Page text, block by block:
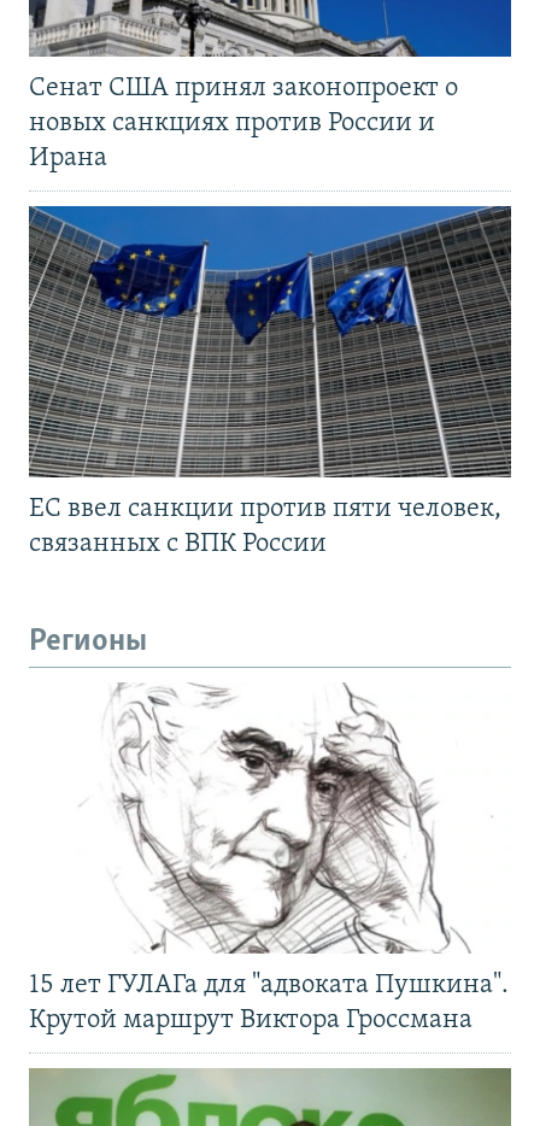
Сенат США принял законопроект о
новых санкциях против России и
Ирана
ЕС ввел санкции против пяти человек,
связанных с ВПК России
Регионы
15 лет ГУЛАГа для "адвоката Пушкина".
Крутой маршрут Виктора Гроссмана